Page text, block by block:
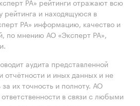
рейтинга и находящуюся в
РА» информацию, качество и
по мнению АО «Эксперт РА»,
аудита представленной
и иных данных и не
за их точность и полноту. АО
в связи с любыми